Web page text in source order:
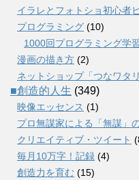
イラレとフォトショ初心者
プログラミング (10)
1000回プログラミング学
漫画の描き方 (2)
ネットショップ「つなワタ
■創造的人生 (349)
映像エッセンス (1)
プロ無謀家による「無謀」
クリエイティブ・ツイート
毎月10万字！記録 (4)
創造力を育む (15)